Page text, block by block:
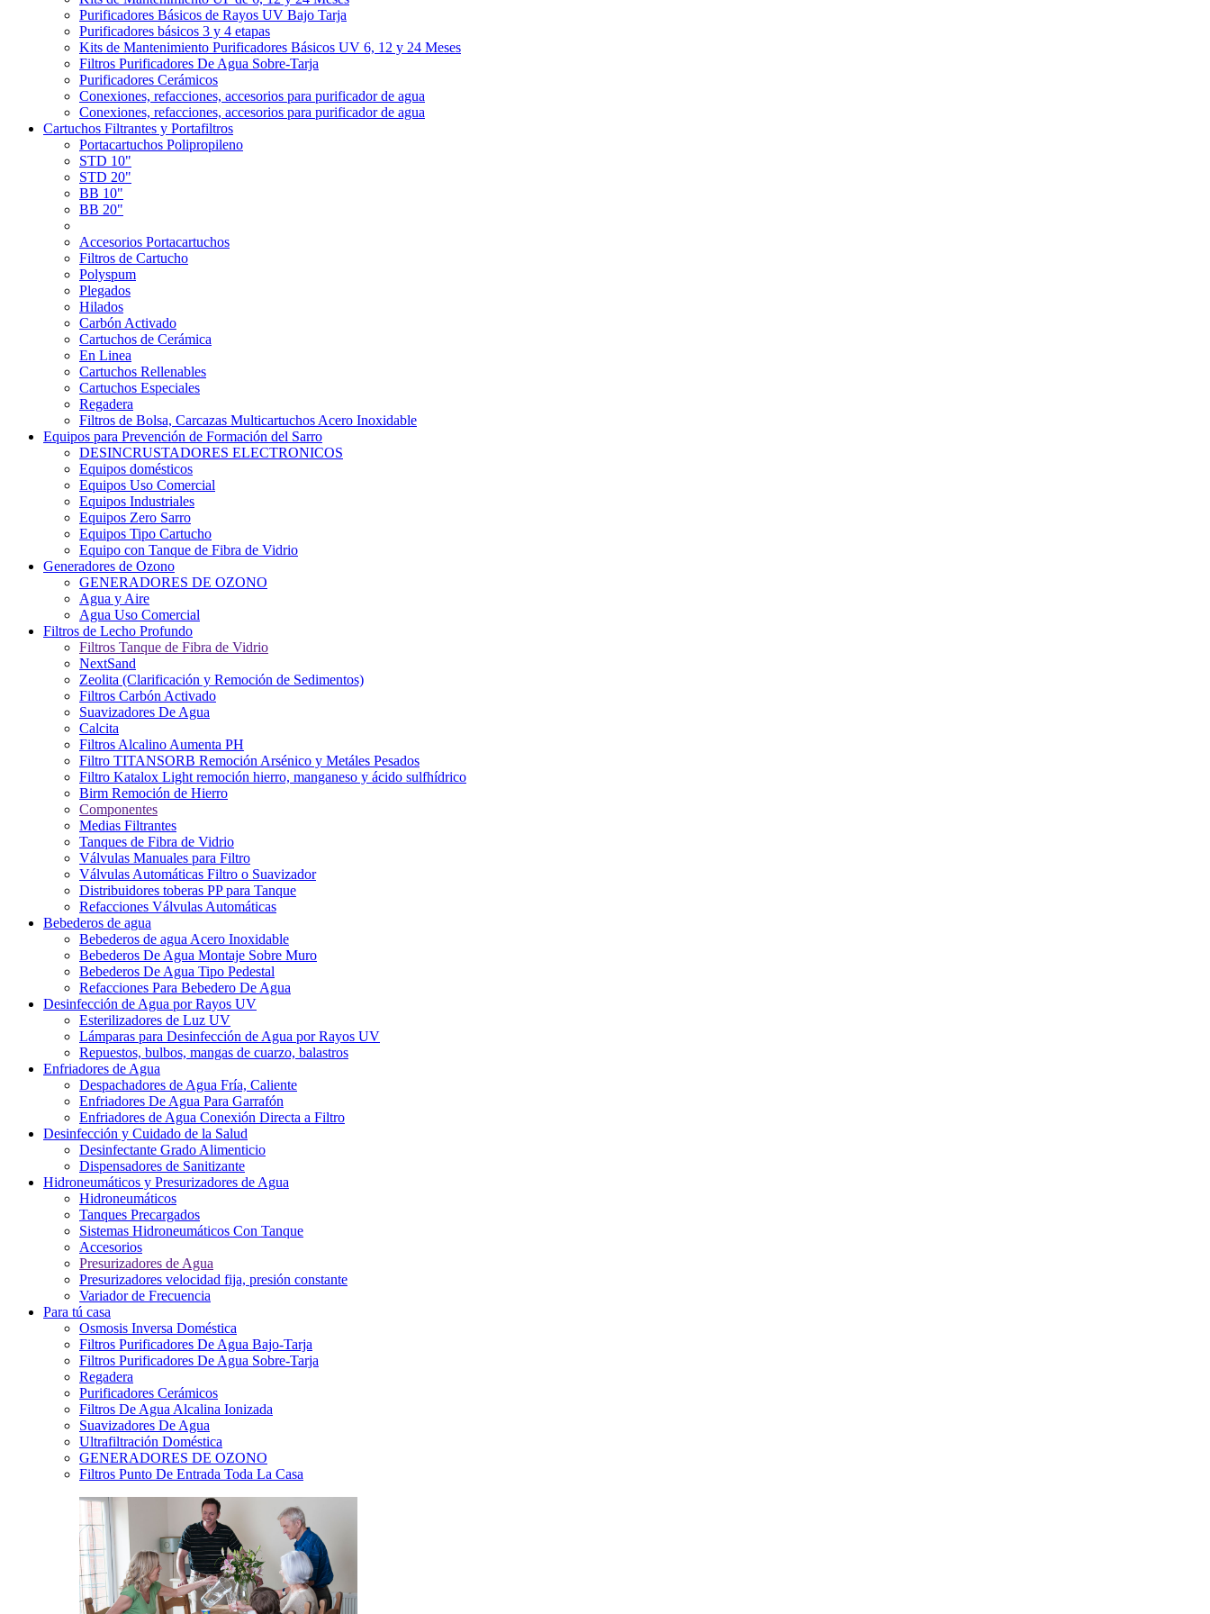
Purificadores Básicos de Rayos UV Bajo Tarja
Purificadores básicos 3 y 4 etapas
Kits de Mantenimiento Purificadores Básicos UV 6, 12 y 24 Meses
Filtros Purificadores De Agua Sobre-Tarja
Purificadores Cerámicos
Conexiones, refacciones, accesorios para purificador de agua
Conexiones, refacciones, accesorios para purificador de agua
Cartuchos Filtrantes y Portafiltros
Portacartuchos Polipropileno
STD 10"
STD 20"
BB 10"
BB 20"
Accesorios Portacartuchos
Filtros de Cartucho
Polyspum
Plegados
Hilados
Carbón Activado
Cartuchos de Cerámica
En Linea
Cartuchos Rellenables
Cartuchos Especiales
Regadera
Filtros de Bolsa, Carcazas Multicartuchos Acero Inoxidable
Equipos para Prevención de Formación del Sarro
DESINCRUSTADORES ELECTRONICOS
Equipos domésticos
Equipos Uso Comercial
Equipos Industriales
Equipos Zero Sarro
Equipos Tipo Cartucho
Equipo con Tanque de Fibra de Vidrio
Generadores de Ozono
GENERADORES DE OZONO
Agua y Aire
Agua Uso Comercial
Filtros de Lecho Profundo
Filtros Tanque de Fibra de Vidrio
NextSand
Zeolita (Clarificación y Remoción de Sedimentos)
Filtros Carbón Activado
Suavizadores De Agua
Calcita
Filtros Alcalino Aumenta PH
Filtro TITANSORB Remoción Arsénico y Metáles Pesados
Filtro Katalox Light remoción hierro, manganeso y ácido sulfhídrico
Birm Remoción de Hierro
Componentes
Medias Filtrantes
Tanques de Fibra de Vidrio
Válvulas Manuales para Filtro
Válvulas Automáticas Filtro o Suavizador
Distribuidores toberas PP para Tanque
Refacciones Válvulas Automáticas
Bebederos de agua
Bebederos de agua Acero Inoxidable
Bebederos De Agua Montaje Sobre Muro
Bebederos De Agua Tipo Pedestal
Refacciones Para Bebedero De Agua
Desinfección de Agua por Rayos UV
Esterilizadores de Luz UV
Lámparas para Desinfección de Agua por Rayos UV
Repuestos, bulbos, mangas de cuarzo, balastros
Enfriadores de Agua
Despachadores de Agua Fría, Caliente
Enfriadores De Agua Para Garrafón
Enfriadores de Agua Conexión Directa a Filtro
Desinfección y Cuidado de la Salud
Desinfectante Grado Alimenticio
Dispensadores de Sanitizante
Hidroneumáticos y Presurizadores de Agua
Hidroneumáticos
Tanques Precargados
Sistemas Hidroneumáticos Con Tanque
Accesorios
Presurizadores de Agua
Presurizadores velocidad fija, presión constante
Variador de Frecuencia
Para tú casa
Osmosis Inversa Doméstica
Filtros Purificadores De Agua Bajo-Tarja
Filtros Purificadores De Agua Sobre-Tarja
Regadera
Purificadores Cerámicos
Filtros De Agua Alcalina Ionizada
Suavizadores De Agua
Ultrafiltración Doméstica
GENERADORES DE OZONO
Filtros Punto De Entrada Toda La Casa